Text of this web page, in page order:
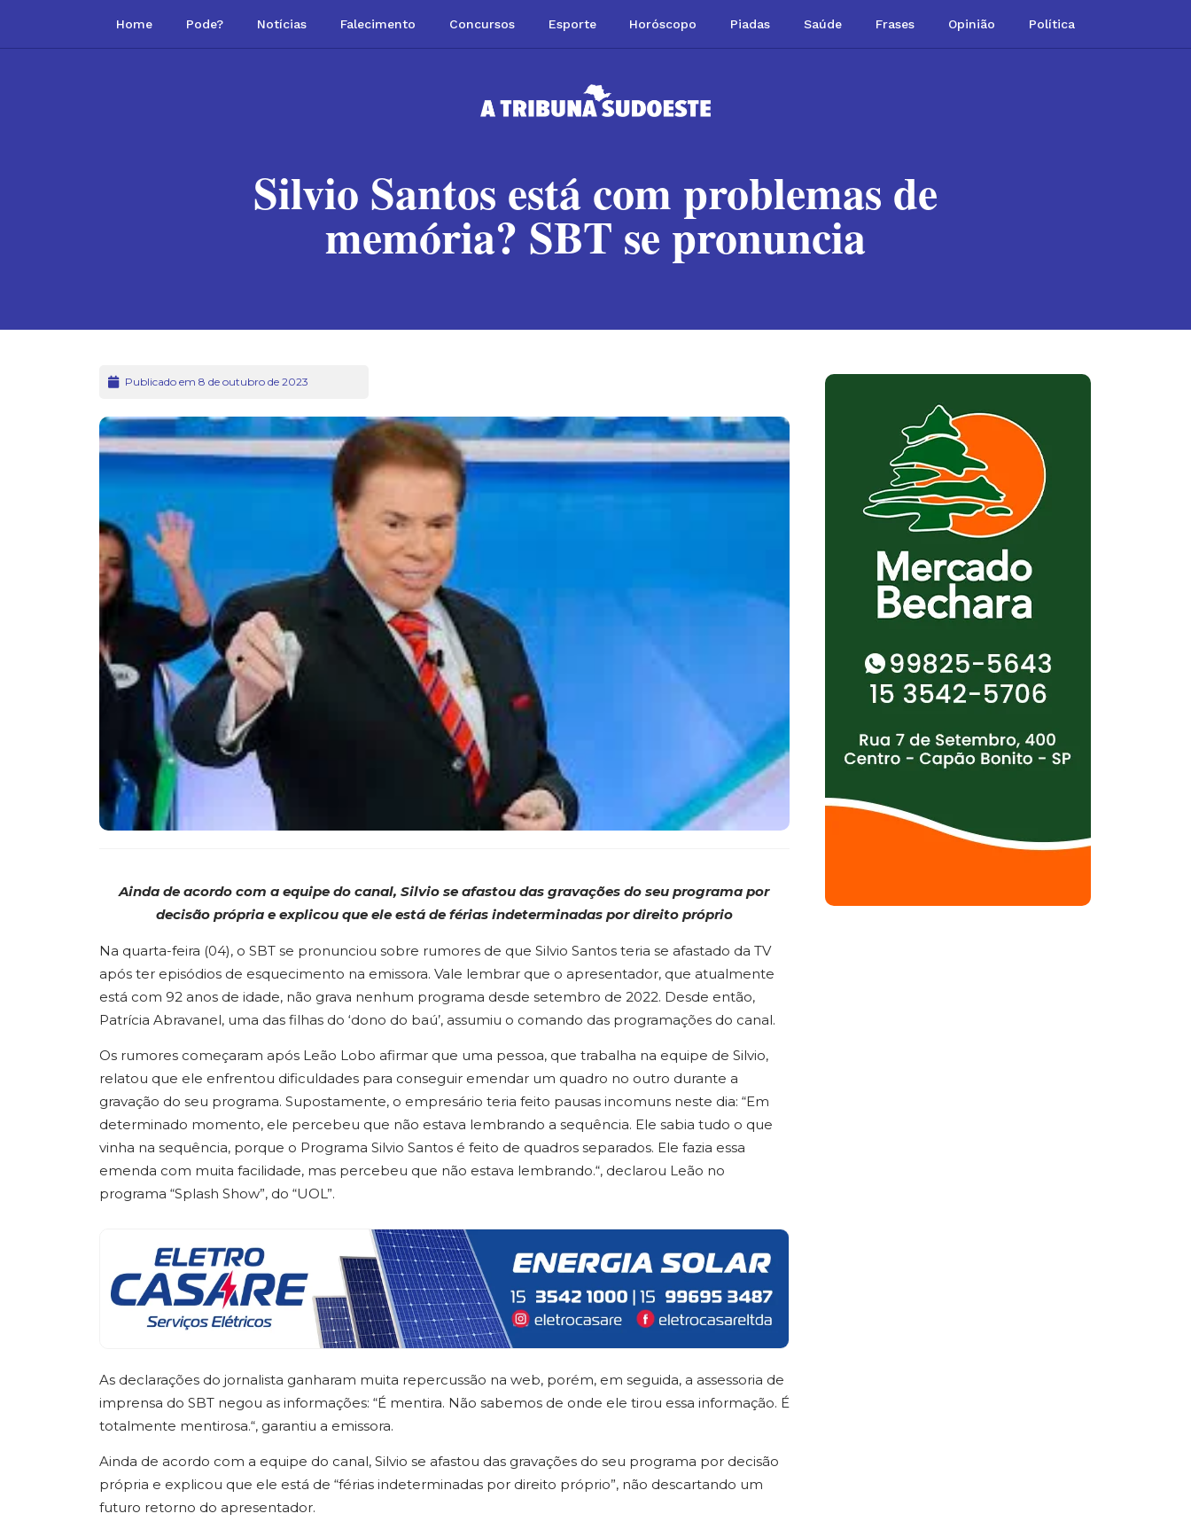
Home Pode? Notícias Falecimento Concursos Esporte Horóscopo Piadas Saúde Frases Opinião Política
Silvio Santos está com problemas de
memória? SBT se pronuncia
Publicado em 8 de outubro de 2023
Ainda de acordo com a equipe do canal, Silvio se afastou das gravações do seu programa por
decisão própria e explicou que ele está de férias indeterminadas por direito próprio
Na quarta-feira (04), o SBT se pronunciou sobre rumores de que Silvio Santos teria se afastado da TV
após ter episódios de esquecimento na emissora. Vale lembrar que o apresentador, que atualmente
está com 92 anos de idade, não grava nenhum programa desde setembro de 2022. Desde então,
Patrícia Abravanel, uma das filhas do ‘dono do baú’, assumiu o comando das programações do canal.
Os rumores começaram após Leão Lobo afirmar que uma pessoa, que trabalha na equipe de Silvio,
relatou que ele enfrentou dificuldades para conseguir emendar um quadro no outro durante a
gravação do seu programa. Supostamente, o empresário teria feito pausas incomuns neste dia: “Em
determinado momento, ele percebeu que não estava lembrando a sequência. Ele sabia tudo o que
vinha na sequência, porque o Programa Silvio Santos é feito de quadros separados. Ele fazia essa
emenda com muita facilidade, mas percebeu que não estava lembrando.“, declarou Leão no
programa “Splash Show”, do “UOL”.
As declarações do jornalista ganharam muita repercussão na web, porém, em seguida, a assessoria de
imprensa do SBT negou as informações: “É mentira. Não sabemos de onde ele tirou essa informação. É
totalmente mentirosa.“, garantiu a emissora.
Ainda de acordo com a equipe do canal, Silvio se afastou das gravações do seu programa por decisão
própria e explicou que ele está de “férias indeterminadas por direito próprio”, não descartando um
futuro retorno do apresentador.